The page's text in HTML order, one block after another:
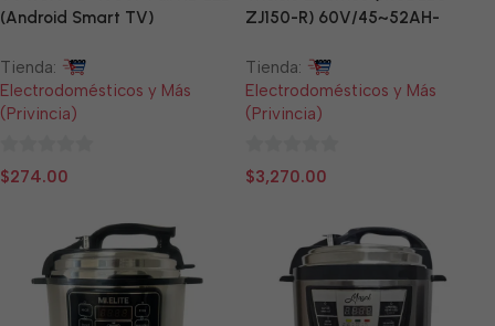
(Android Smart TV)
Tienda:
Electrodomésticos y Más
(Privincia)
0
$274.00
ZJ150-R) 60V/45~52AH-
Tienda:
Electrodomésticos y Más
(Privincia)
0
$3,270.00